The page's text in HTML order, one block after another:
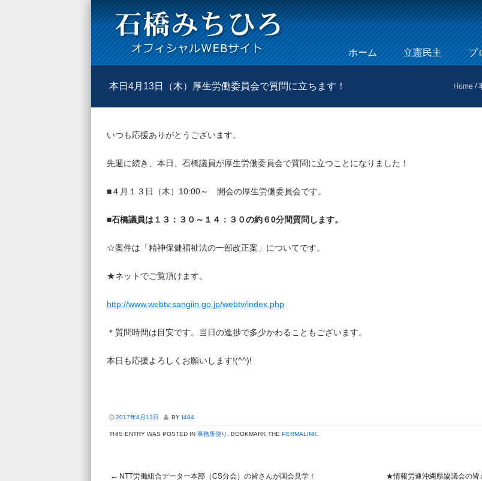
Menu
Skip to content
ホーム 立憲民主 プ
本日4月13日（木）厚生労働委員会で質問に立ちます！ Home /
いつも応援ありがとうございます。
先週に続き、本日、石橋議員が厚生労働委員会で質問に立つことになりました！
■４月１３日（木）10:00～ 開会の厚生労働委員会です。
■石橋議員は１３：３０～１４：３０の約６0分間質問します。
☆案件は「精神保健福祉法の一部改正案」についてです。
★ネットでご覧頂けます。
http://www.webtv.sangiin.go.jp/webtv/index.php
＊質問時間は目安です。当日の進捗で多少かわることもございます。
本日も応援よろしくお願いします!(^^)!
2017年4月13日 BY I484
THIS ENTRY WAS POSTED IN 事務所便り . BOOKMARK THE PERMALINK
← NTT労働組合データー本部（CS分会）の皆さんが国会見学！ ★情報労連沖縄県協議会の